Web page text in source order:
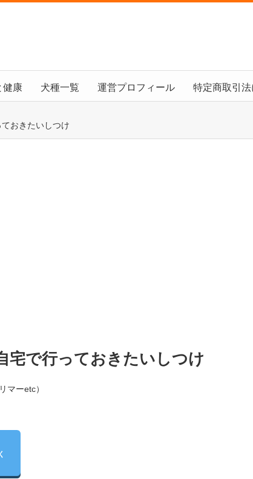
健康 犬種一覧 運営プロフィール 特定商取引
おきたいしつけ
宅で行っておきたいしつけ
マーetc）